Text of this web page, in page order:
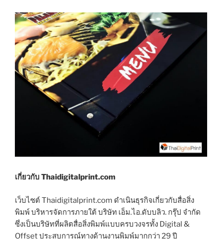
เกี่ยวกับ Thaidigitalprint.com
เว็บไซต์ Thaidigitalprint.com ดำเนินธุรกิจเกี่ยวกับสื่อสิ่ง
พิมพ์ บริหารจัดการภายใต้ บริษัท เอ็ม.ไอ.ดับบลิว. กรุ๊ป จำกัด
ซึ่งเป็นบริษัทที่ผลิตสื่อสิ่งพิมพ์แบบครบวงจรทั้ง Digital &
Offset ประสบการณ์ทางด้านงานพิมพ์มากกว่า 29 ปี